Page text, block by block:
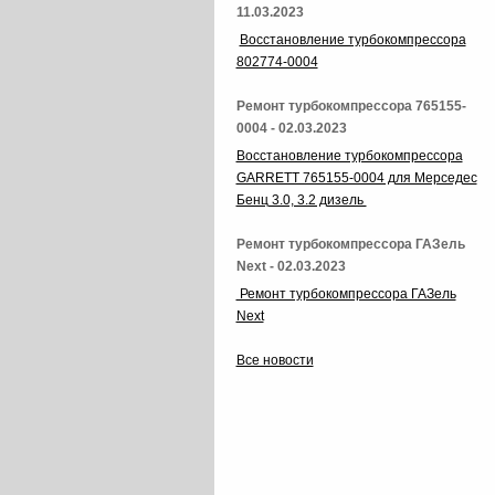
11.03.2023
Восстановление турбокомпрессора
802774-0004
Ремонт турбокомпрессора 765155-
0004 - 02.03.2023
Восстановление турбокомпрессора
GARRETT 765155-0004 для Мерседес
Бенц 3.0, 3.2 дизель
Ремонт турбокомпрессора ГАЗель
Next - 02.03.2023
Ремонт турбокомпрессора ГАЗель
Next
Все новости